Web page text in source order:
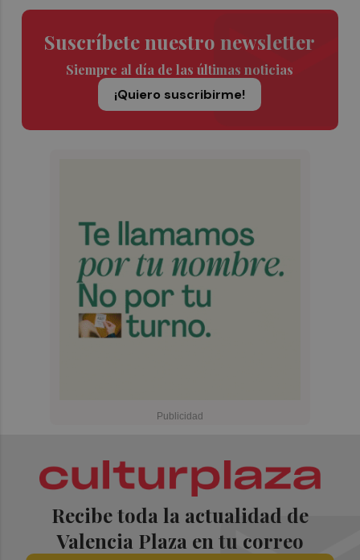
Suscríbete nuestro newsletter
Siempre al día de las últimas noticias
¡Quiero suscribirme!
Recibe toda la actualidad de
Valencia Plaza en tu correo